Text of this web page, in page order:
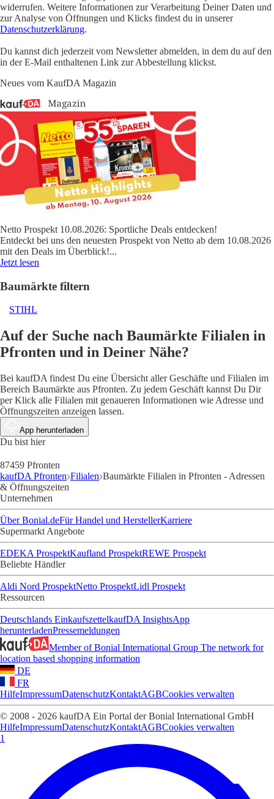
widerrufen. Weitere Informationen zur Verarbeitung Deiner Daten und
zur Analyse von Öffnungen und Klicks findest du in unserer
Datenschutzerklärung.
Du kannst dich jederzeit vom Newsletter abmelden, in dem du auf den
in der E-Mail enthaltenen Link zur Abbestellung klickst.
Neues vom KaufDA Magazin
Netto Prospekt 10.08.2026: Sportliche Deals entdecken!
Entdeckt bei uns den neuesten Prospekt von Netto ab dem 10.08.2026
mit den Deals im Überblick!...
Jetzt lesen
Baumärkte filtern
STIHL
Auf der Suche nach Baumärkte Filialen in
Pfronten und in Deiner Nähe?
Bei kaufDA findest Du eine Übersicht aller Geschäfte und Filialen im
Bereich Baumärkte aus Pfronten. Zu jedem Geschäft kannst Du Dir
per Klick alle Filialen mit genaueren Informationen wie Adresse und
Öffnungszeiten anzeigen lassen.
App herunterladen
Du bist hier
87459 Pfronten
kaufDA Pfronten Filialen Baumärkte Filialen in Pfronten - Adressen
& Öffnungszeiten
Unternehmen
Über Bonial.deFür Handel und HerstellerKarriere
Supermarkt Angebote
EDEKA ProspektKaufland ProspektREWE Prospekt
Beliebte Händler
Aldi Nord ProspektNetto ProspektLidl Prospekt
Ressourcen
Deutschlands EinkaufszettelkaufDA InsightsApp
herunterladenPressemeldungen
Member of Bonial International Group The network for
location based shopping information
DE
FR
HilfeImpressumDatenschutzKontaktAGBCookies verwalten
© 2008 - 2026 kaufDA Ein Portal der Bonial International GmbH
HilfeImpressumDatenschutzKontaktAGBCookies verwalten
1